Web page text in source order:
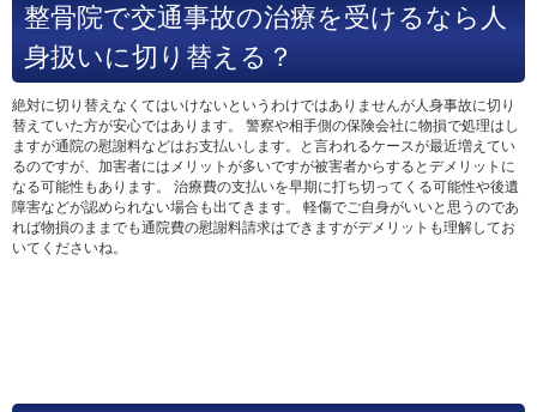
整骨院で交通事故の治療を受けるなら人
身扱いに切り替える？
絶対に切り替えなくてはいけないというわけではありませんが人身事故に切り
替えていた方が安心ではあります。 警察や相手側の保険会社に物損で処理はし
ますが通院の慰謝料などはお支払いします。と言われるケースが最近増えてい
るのですが、加害者にはメリットが多いですが被害者からするとデメリットに
なる可能性もあります。 治療費の支払いを早期に打ち切ってくる可能性や後遺
障害などが認められない場合も出てきます。 軽傷でご自身がいいと思うのであ
れば物損のままでも通院費の慰謝料請求はできますがデメリットも理解してお
いてくださいね。